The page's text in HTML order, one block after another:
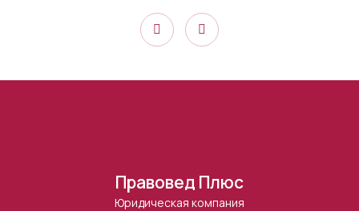
Правовед Плюс
Юридическая компания